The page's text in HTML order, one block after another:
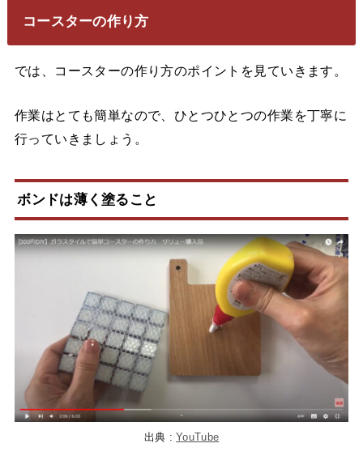
コースターの作り方
では、コースターの作り方のポイントを見ていきます。
作業はとても簡単なので、ひとつひとつの作業を丁寧に
行っていきましょう。
ボンドは薄く塗ること
出典 :YouTube